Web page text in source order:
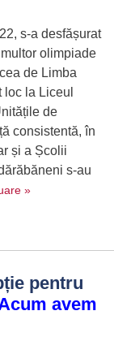
s-a desfășurat
olimpiade
de Limba
la Liceul
de
consistentă, în
și a Școlii
s-au
»
pentru
avem